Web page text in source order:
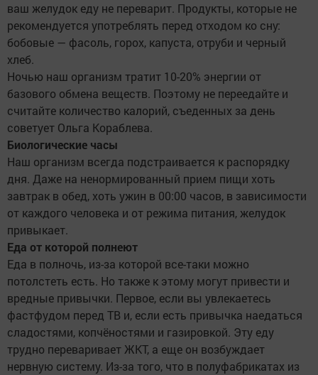
ваш желудок еду не переварит. Продукты, которые не
рекомендуется употреблять перед отходом ко сну:
бобовые — фасоль, горох, капуста, отруби и черный
хлеб.
Ночью наш организм тратит 10-20% энергии от
базового обмена веществ. Поэтому не переедайте и
считайте количество калорий, съеденных за день
советует Ольга Кораблева.
Биологические часы
Наш организм всегда подстраивается к распорядку
дня. Даже на ненормированный прием пищи хоть
завтрак в обед, хоть ужин в 00:00 часов, в зависимости
от каждого человека и от режима питания, желудок
привыкает.
Еда от которой полнеют
Еда в полночь, из-за которой все-таки можно
потолстеть есть. Но также к этому могут привести и
вредные привычки. Первое, если вы увлекаетесь
фастфудом перед ТВ и, если есть привычка наедаться
сладостями, копчёностями и газировкой. Эту еду
трудно переваривает ЖКТ, а еще он возбуждает
нервную систему. Из-за того, что в полуфабрикатах из